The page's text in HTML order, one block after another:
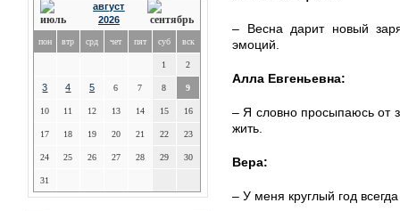
август
2026
пон втр срд чет пят суб вск
1 2
3 4 5 6 7 8 9
10 11 12 13 14 15 16
17 18 19 20 21 22 23
24 25 26 27 28 29 30
31
– Весна дарит новый
эмоций.
Алла Евгеньевна:
– Я словно просыпаюсь от
жить.
Вера:
– У меня круглый год